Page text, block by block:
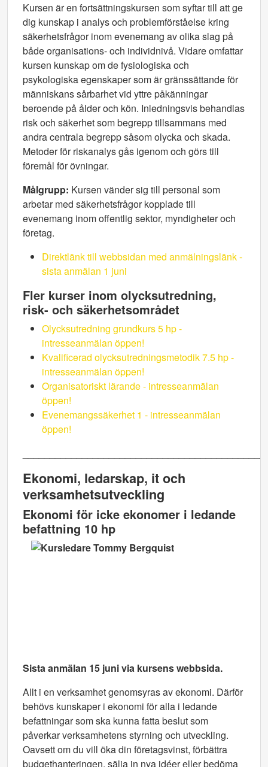
Kursen är en fortsättningskursen som syftar till att ge
dig kunskap i analys och problemförståelse kring
säkerhetsfrågor inom evenemang av olika slag på
både organisations- och individnivå. Vidare omfattar
kursen kunskap om de fysiologiska och
psykologiska egenskaper som är gränssättande för
människans sårbarhet vid yttre påkänningar
beroende på ålder och kön. Inledningsvis behandlas
risk och säkerhet som begrepp tillsammans med
andra centrala begrepp såsom olycka och skada.
Metoder för riskanalys gås igenom och görs till
föremål för övningar.
Målgrupp: Kursen vänder sig till personal som
arbetar med säkerhetsfrågor kopplade till
evenemang inom offentlig sektor, myndigheter och
företag.
Direktlänk till webbsidan med anmälningslänk -
sista anmälan 1 juni
Fler kurser inom olycksutredning,
risk- och säkerhetsområdet
Olycksutredning grundkurs 5 hp -
intresseanmälan öppen!
Kvalificerad olycksutredningsmetodik 7.5 hp -
intresseanmälan öppen!
Organisatoriskt lärande - intresseanmälan
öppen!
Evenemangssäkerhet 1 - intresseanmälan
öppen!
Ekonomi, ledarskap, it och
verksamhetsutveckling
Ekonomi för icke ekonomer i ledande
befattning 10 hp
Sista anmälan 15 junivia kursens webbsida.
Allt i en verksamhet genomsyras av ekonomi. Därför
behövs kunskaper i ekonomi för alla i ledande
befattningar som ska kunna fatta beslut som
påverkar verksamhetens styrning och utveckling.
Oavsett om du vill öka din företagsvinst, förbättra
budgethanteringen, sälja in nya idéer eller bedöma